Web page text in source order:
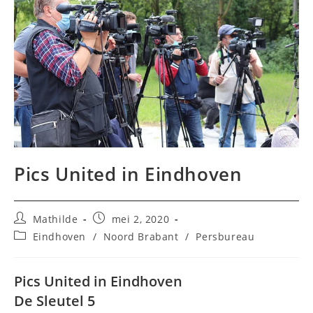
Pics United in Eindhoven
Bericht
auteur:
Mathilde
Bericht
gepubliceerd
op:
mei 2, 2020
Berichtcategorie:
Eindhoven / Noord Brabant / Persbureau
Pics United in Eindhoven
De Sleutel 5